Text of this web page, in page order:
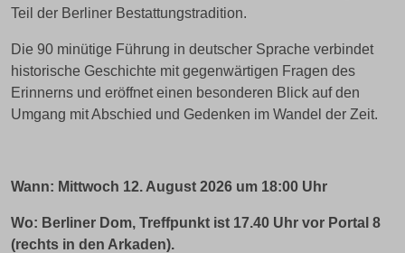
Teil der Berliner Bestattungstradition.
Die 90 minütige Führung in deutscher Sprache verbindet
historische Geschichte mit gegenwärtigen Fragen des
Erinnerns und eröffnet einen besonderen Blick auf den
Umgang mit Abschied und Gedenken im Wandel der Zeit.
Wann: Mittwoch 12. August 2026 um 18:00 Uhr
Wo: Berliner Dom, Treffpunkt ist 17.40 Uhr vor Portal 8
(rechts in den Arkaden).